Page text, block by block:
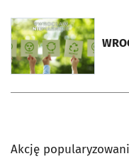
otworzy się w nowej
Akcję